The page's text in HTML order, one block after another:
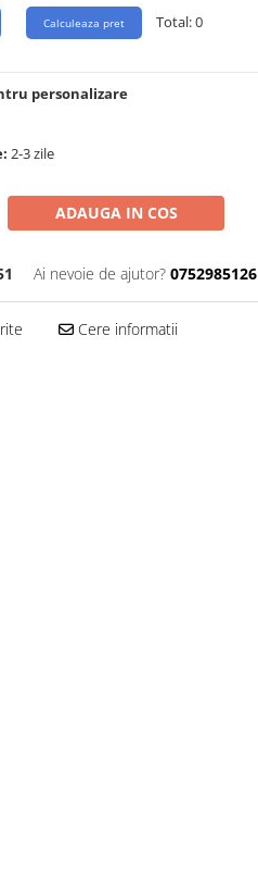
Total:0
personalizare
2-3 zile
ADAUGA IN COS
Ai nevoie de ajutor? 0752985126
Cere informatii